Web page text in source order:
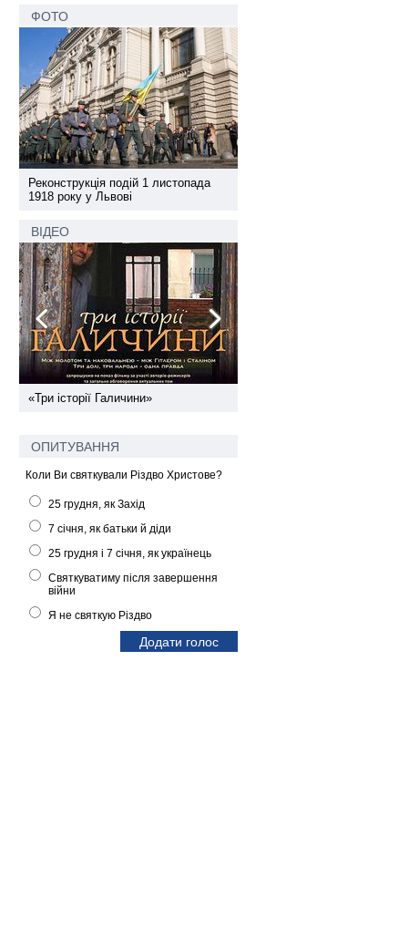
ФОТО
Реконструкція подій 1 листопада
1918 року у Львові
ВІДЕО
«Три історії Галичини»
ОПИТУВАННЯ
Коли Ви святкували Різдво Христове?
25 грудня, як Захід
7 січня, як батьки й діди
25 грудня і 7 січня, як українець
Святкуватиму після завершення
війни
Я не святкую Різдво